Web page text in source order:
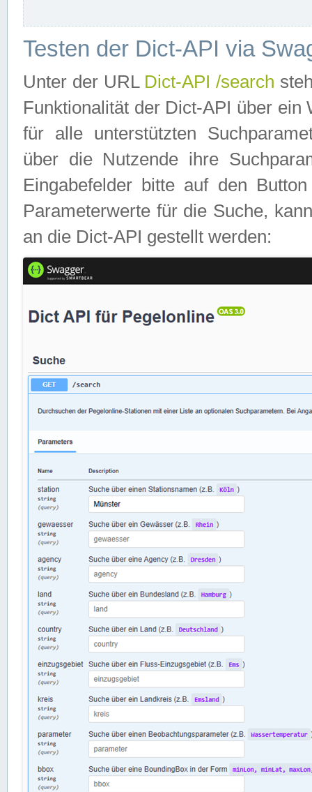
Testen der Dict-API via
Unter der URL Dict-API /search
Funktionalität der Dict-API über
für alle unterstützten
über die Nutzende ihre
Eingabefelder bitte auf den
Parameterwerte für die Suche,
an die Dict-API gestellt werden: